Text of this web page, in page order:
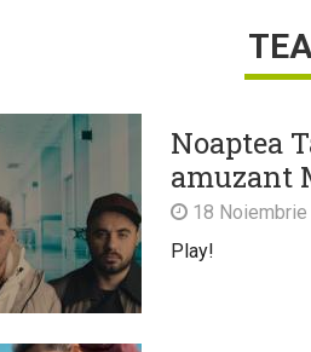
Noaptea
amuzant
18
Play!